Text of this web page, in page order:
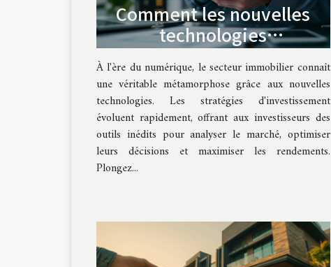
Comment les nouvelles
technologies
transforment-elles les
stratégies
d'investissement
immobilier ?
À l'ère du numérique, le secteur immobilier connaît
une véritable métamorphose grâce aux nouvelles
technologies. Les stratégies d'investissement
évoluent rapidement, offrant aux investisseurs des
outils inédits pour analyser le marché, optimiser
leurs décisions et maximiser les rendements.
Plongez...